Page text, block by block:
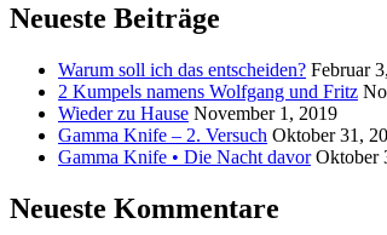
Neueste Beiträge
Warum soll ich das entscheiden? Februar
2 Kumpels namens Wolfgang und Fritz
Wieder zu Hause November 1, 2019
Gamma Knife – 2. Versuch Oktober 31,
Gamma Knife • Die Nacht davor Oktober
Neueste Kommentare